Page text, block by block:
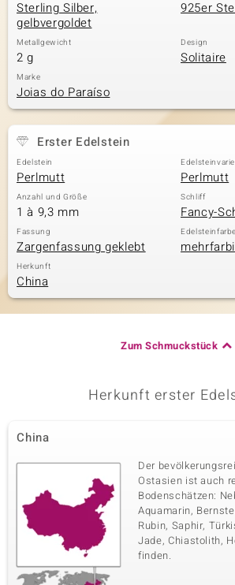
Classics
Sterling Silber,
gelbvergoldet
925er
Metallgewicht
2 g
Design
Solitaire
Marke
Joias do Paraíso
Erster Edelstein
Edelstein
Perlmutt Perlmutt
Anzahl und Größe
1 à 9,3 mm
Schliff
Fancy-
Fassung
Zargenfassung geklebt
Edelsteinfarbe
Herkunft
China
Zum Schmuckstück
Herkunft erster
China
Der
Ostasien ist auch
Bodenschätzen:
Aquamarin,
Rubin, Saphir,
Jade, Chiastolith,
finden.